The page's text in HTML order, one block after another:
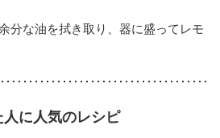
分な油を拭き取り、器に盛ってレモ
に人気のレシピ